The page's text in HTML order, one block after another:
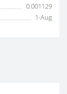
0.001129
1-Aug